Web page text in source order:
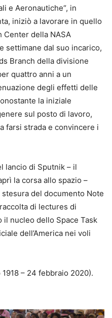
e Aeronautiche“, in
iniziò a lavorare in quello
Center della NASA
settimane dal suo incarico,
Branch della divisione
quattro anni a un
degli effetti delle
la iniziale
sul posto di lavoro,
farsi strada e convincere i
lancio di Sputnik – il
la corsa allo spazio –
del documento Note
di lectures di
nucleo dello Space Task
dell’America nei voli
– 24 febbraio 2020).